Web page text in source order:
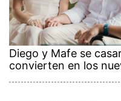
Diego y Mafe se
convierten en los